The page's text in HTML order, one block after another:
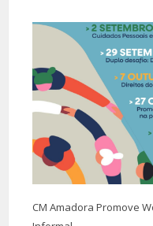
CM Amadora Promove